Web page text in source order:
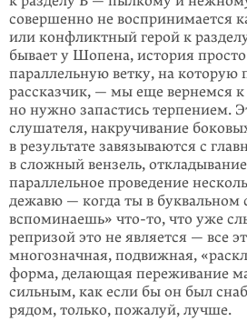
совершенно не воспринимается
или конфликтный герой к
бывает у Шопена, история
параллельную ветку, на которую
рассказчик, — мы еще вернемся к
но нужно запастись терпением.
слушателя, накручи­вание
в результате завязываются с
в сложный вензель,
параллельное проведение
дежавю — когда ты в буквальном
вспоминаешь» что-то, что уже
репризой это не явля­ется — все
многозначная, подвижная,
форма, делающая переживание
сильным, как если бы он был
рядом, только, пожалуй, лучше.